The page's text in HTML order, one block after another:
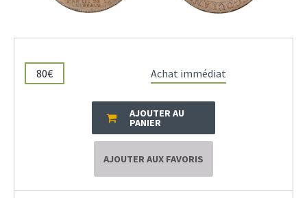
80€ Achat immédiat
AJOUTER AU
PANIER
AJOUTER AUX FAVORIS